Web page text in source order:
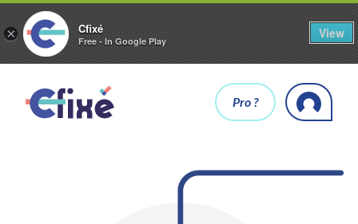
× Cfixé
Free - In Google Play
View
Pro ?